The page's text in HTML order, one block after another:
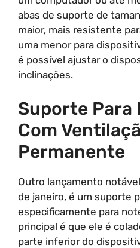
abas de suporte de
maior, mais resistente
uma menor para
é possível ajustar o
inclinações.
Suporte Para
Com
Permanente
Outro lançamento
de janeiro, é um suporte
especificamente para
principal é que ele é
parte inferior do